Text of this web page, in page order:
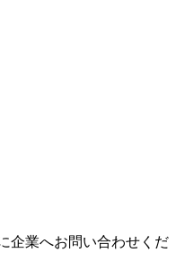
企業へお問い合わせくだ